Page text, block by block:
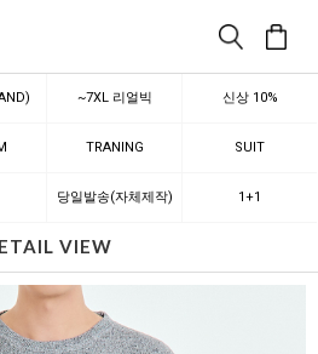
~7XL 리얼빅 신상 10%
TRANING SUIT
당일발송(자체제작) 1+1
VIEW